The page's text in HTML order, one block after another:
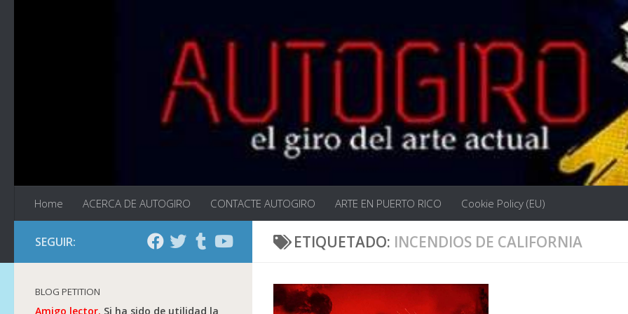
Home ACERCA DE AUTOGIRO CONTACTE AUTOGIRO ARTE EN PUERTO RICO Cookie Policy (EU)
ETIQUETADO: INCENDIOS DE CALIFORNIA
SEGUIR:
BLOG PETITION
Amigo lector. Si ha sido de utilidad la